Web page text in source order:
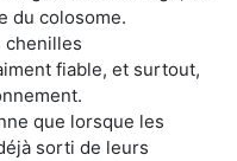
du colosome.
chenilles
fiable, et surtout,
que lorsque les
sorti de leurs